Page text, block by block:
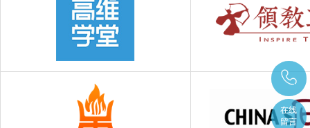
在线
留言
在线
留言